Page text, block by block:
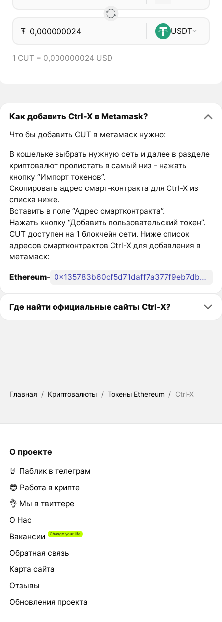
₮ USDT
1 CUT = 0,000000024 USD
Как добавить Ctrl-X в Metamask?
Что бы добавить CUT в метамаск нужно:
В кошельке выбрать нужную сеть и далее в разделе
криптовалют пролистать в самый низ - нажать
кнопку “Импорт токенов”.
Скопировать адрес смарт-контракта для Ctrl-X из
списка ниже.
Вставить в поле “Адрес смартконтракта”.
Нажать кнопку “Добавить пользовательский токен”.
CUT доступен на 1 блокчейн сети. Ниже список
адресов смартконтрактов Ctrl-X для добавления в
метамаск:
Ethereum- 0x135783b60cf5d71daff7a377f9eb7db8d2deab9e
Где найти официальные сайты Ctrl-X?
Главная / Криптовалюты / Токены Ethereum / Ctrl-X
О проекте
🤘 Паблик в телеграм
😎 Работа в крипте
👌 Мы в твиттере
О Нас
Вакансии
Обратная связь
Карта сайта
Отзывы
Обновления проекта